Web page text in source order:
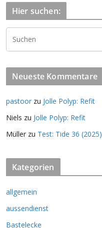
Hier suchen:
Neueste Kommentare
pastoor zu Jolle Polyp: Refit
Niels zu Jolle Polyp: Refit
Müller zu Test: Tide 36 (2025)
Kategorien
allgemein
aussendienst
Bastelecke